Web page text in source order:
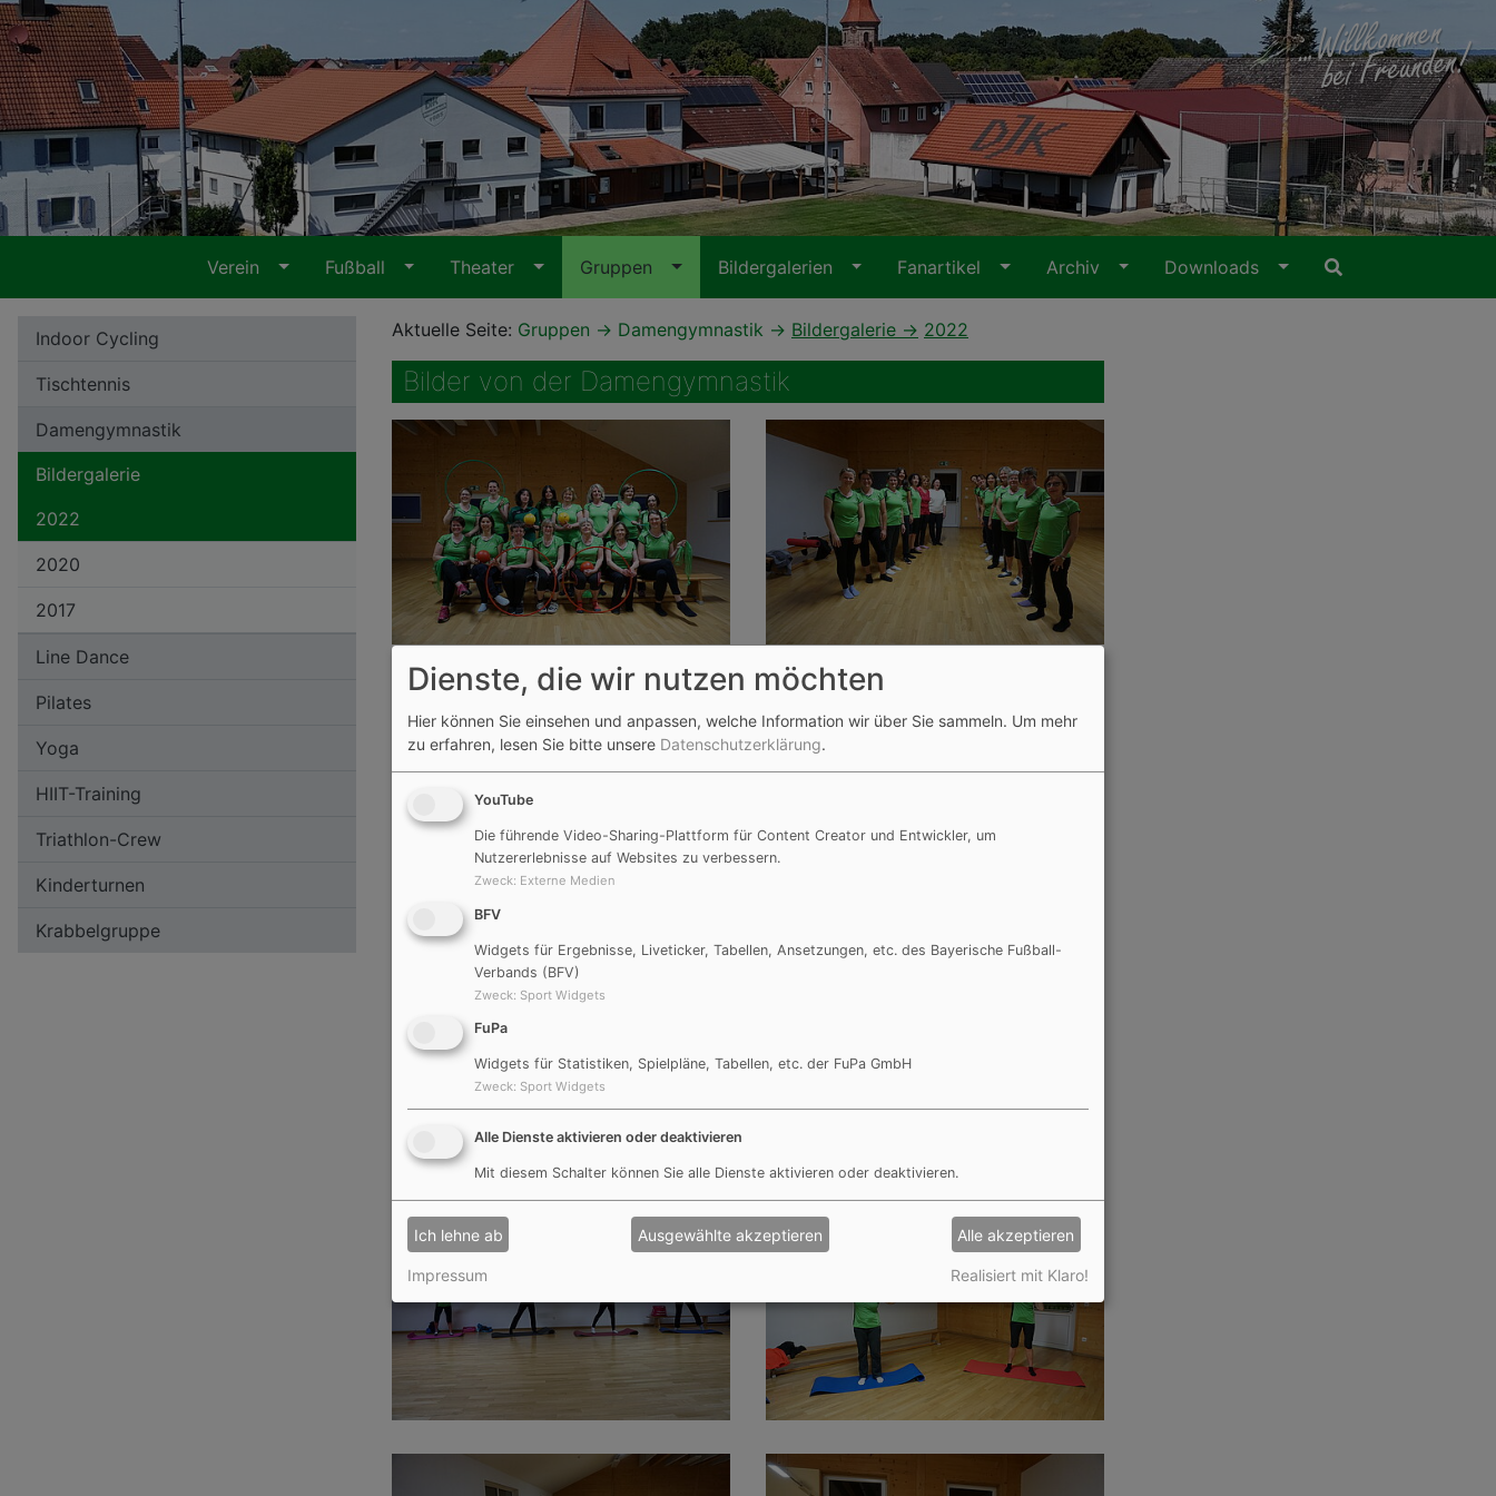
Verein Fußball Theater Gruppen Bildergalerien Fanartikel Archiv Downloads
Aktuelle Seite: Gruppen Damengymnastik Bildergalerie 2022
Bilder von der Damengymnastik
Indoor Cycling
Tischtennis
Damengymnastik
Bildergalerie
2022
2020
2017
Line Dance
Pilates
Yoga
HIIT-Training
Triathlon-Crew
Kinderturnen
Krabbelgruppe
Dienste, die wir nutzen möchten
Hier können Sie einsehen und anpassen, welche Information wir über Sie sammeln. Um mehr
zu erfahren, lesen Sie bitte unsere Datenschutzerklärung.
YouTube
Die führende Video-Sharing-Plattform für Content Creator und Entwickler, um
Nutzererlebnisse auf Websites zu verbessern.
Zweck: Externe Medien
BFV
Widgets für Ergebnisse, Liveticker, Tabellen, Ansetzungen, etc. des Bayerische Fußball-
Verbands (BFV)
Zweck: Sport Widgets
FuPa
Widgets für Statistiken, Spielpläne, Tabellen, etc. der FuPa GmbH
Zweck: Sport Widgets
Alle Dienste aktivieren oder deaktivieren
Mit diesem Schalter können Sie alle Dienste aktivieren oder deaktivieren.
Ich lehne ab Ausgewählte akzeptieren Alle akzeptieren
Impressum Realisiert mit Klaro!